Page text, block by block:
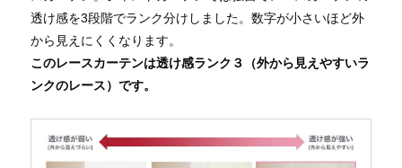
透け感を3段階でランク分けしました。数字が小さいほど外
から見えにくくなります。
このレースカーテンは透け感ランク３（外から見えやすいラ
ンクのレース）です。